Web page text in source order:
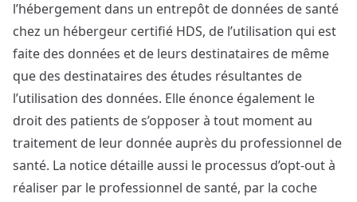
l’hébergement dans un entrepôt de données de santé
chez un hébergeur certifié HDS, de l’utilisation qui est
faite des données et de leurs destinataires de même
que des destinataires des études résultantes de
l’utilisation des données. Elle énonce également le
droit des patients de s’opposer à tout moment au
traitement de leur donnée auprès du professionnel de
santé. La notice détaille aussi le processus d’opt-out à
réaliser par le professionnel de santé, par la coche